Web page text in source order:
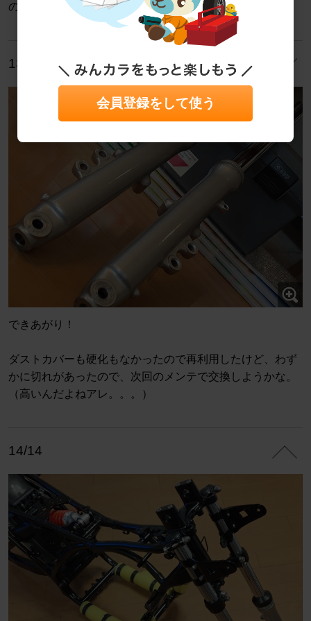
のですが十分使えます。
13/14
できあがり！
ダストカバーも硬化もなかったので再利用したけど、わず
かに切れがあったので、次回のメンテで交換しようかな。
（高いんだよねアレ。。。）
14/14
会員登録をして使う